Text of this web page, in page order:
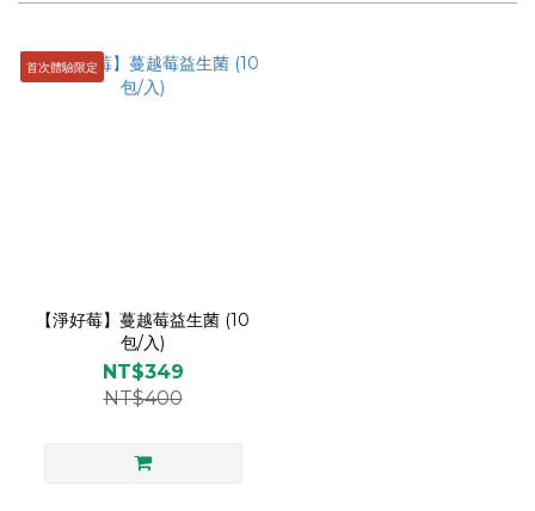
首次體驗限定
【淨好莓】蔓越莓益生菌 (10
包/入)
NT$349
NT$400